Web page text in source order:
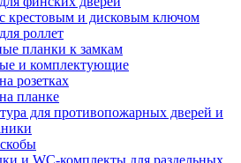
крестовым и дисковым ключом
роллет
планки к замкам
и комплектующие
розетках
планке
для противопожарных дверей и
и WC-комплекты для раздельных